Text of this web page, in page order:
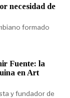
necesidad de
formado
Fuente: la
en Art
y fundador de